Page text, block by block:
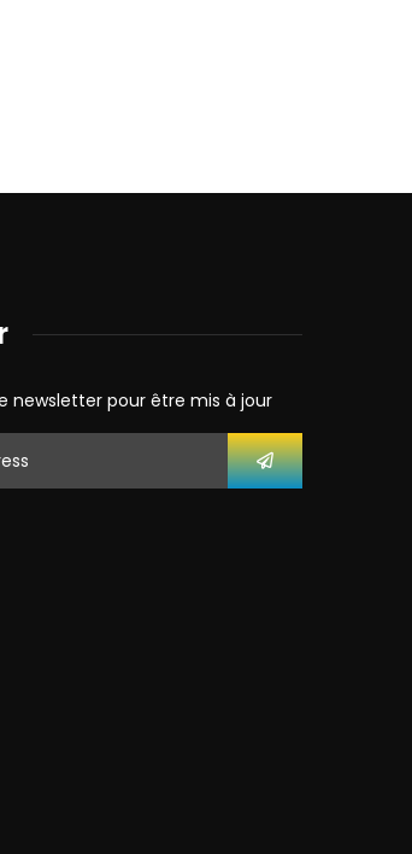
newsletter pour être mis à jour